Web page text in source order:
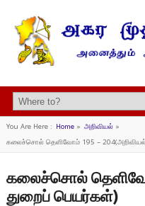
You Are Here : Home» அறிவியல்»
கலைச்சொல் தெளிவோம் 195 –
கலைச்சொல்
துறைப் பெயர்கள்)